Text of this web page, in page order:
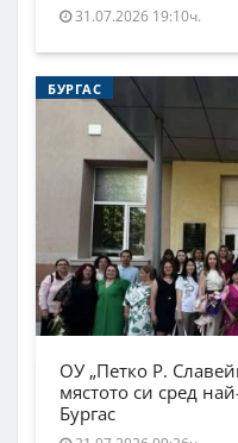
31.07.2026 19:10ч.
БУРГАС
ОУ „Петко Р.
мястото си сред
Бургас